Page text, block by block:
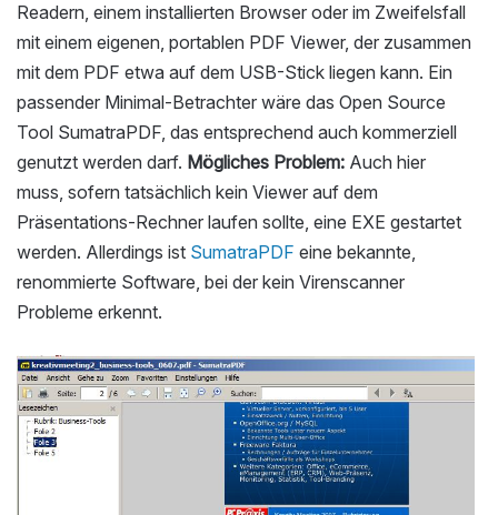
Readern, einem installierten Browser oder im Zweifelsfall
mit einem eigenen, portablen PDF Viewer, der zusammen
mit dem PDF etwa auf dem USB-Stick liegen kann. Ein
passender Minimal-Betrachter wäre das Open Source
Tool SumatraPDF, das entsprechend auch kommerziell
genutzt werden darf. Mögliches Problem: Auch hier
muss, sofern tatsächlich kein Viewer auf dem
Präsentations-Rechner laufen sollte, eine EXE gestartet
werden. Allerdings ist SumatraPDF eine bekannte,
renommierte Software, bei der kein Virenscanner
Probleme erkennt.